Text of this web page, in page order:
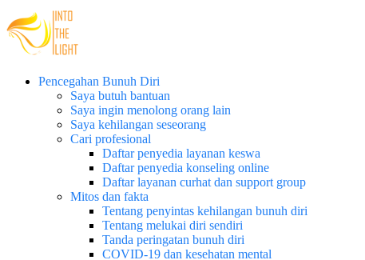
Pencegahan Bunuh Diri
Saya butuh bantuan
Saya ingin menolong orang lain
Saya kehilangan seseorang
Cari profesional
Daftar penyedia layanan keswa
Daftar penyedia konseling online
Daftar layanan curhat dan support group
Mitos dan fakta
Tentang penyintas kehilangan bunuh diri
Tentang melukai diri sendiri
Tanda peringatan bunuh diri
COVID-19 dan kesehatan mental